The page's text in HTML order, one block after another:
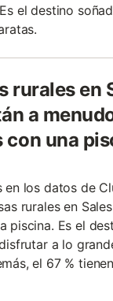
el destino
rurales en
a
con una
en los datos de
rurales en
piscina. Es el
a lo
el 67 %